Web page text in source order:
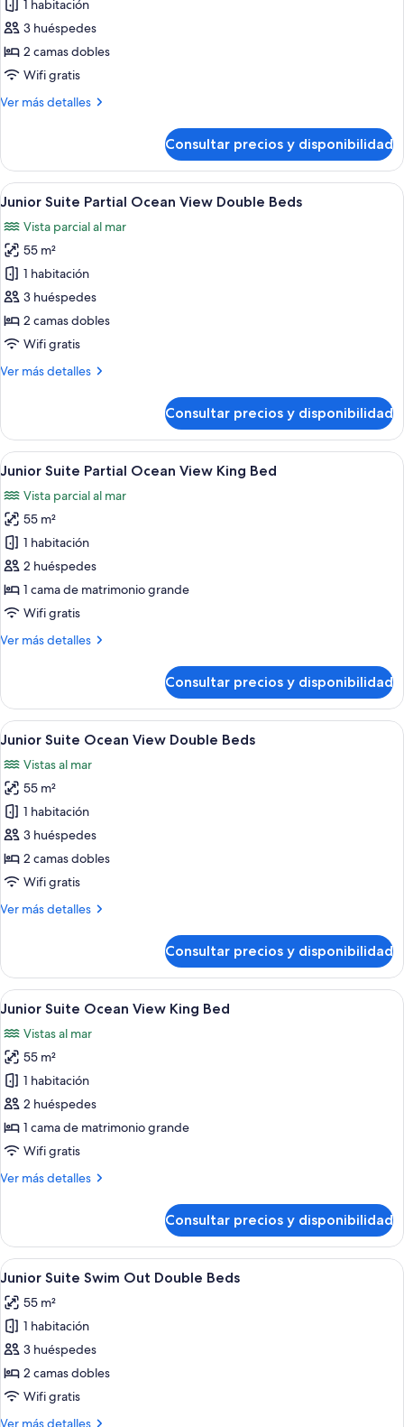
de
Junior
Suite
Tropical
Double
1 habitación
3 huéspedes
2 camas dobles
Wifi gratis
Ver más detalles
Más
Suite
Tropical
View
Beds
Consultar precios y disponibilidad
Abrir
todas
las
fotos
de
Junior
Suite
Partial
View
Habitación de hotel con dos camas,
9
Junior Suite Partial Ocean View Double Beds
Vista parcial al mar
55 m²
1 habitación
3 huéspedes
2 camas dobles
Wifi gratis
Ver más detalles
Más
Suite
Partial
Ocean
Double
Beds
Consultar precios y disponibilidad
Abrir
todas
las
fotos
de
Junior
Suite
Partial
View
Habitación de hotel con cama, sofá,
9
Junior Suite Partial Ocean View King Bed
Vista parcial al mar
55 m²
1 habitación
2 huéspedes
1 cama de matrimonio grande
Wifi gratis
Ver más detalles
Más
Suite
Partial
Ocean
King
Bed
Consultar precios y disponibilidad
Abrir
todas
las
fotos
de
Junior
Suite
Ocean
Double
Habitación de hotel con dos camas,
8
Junior Suite Ocean View Double Beds
Vistas al mar
55 m²
1 habitación
3 huéspedes
2 camas dobles
Wifi gratis
Ver más detalles
Más
Suite
Ocean
View
Beds
Consultar precios y disponibilidad
Abrir
todas
las
fotos
de
Junior
Suite
Ocean
King
Un dormitorio espacioso con una
9
Junior Suite Ocean View King Bed
Vistas al mar
55 m²
1 habitación
2 huéspedes
1 cama de matrimonio grande
Wifi gratis
Ver más detalles
Más
Suite
Ocean
View
Bed
Consultar precios y disponibilidad
Abrir
todas
las
fotos
de
Junior
Suite
Un área junto a la piscina con una
9
Junior Suite Swim Out Double Beds
55 m²
1 habitación
3 huéspedes
2 camas dobles
Wifi gratis
Ver más detalles
Más